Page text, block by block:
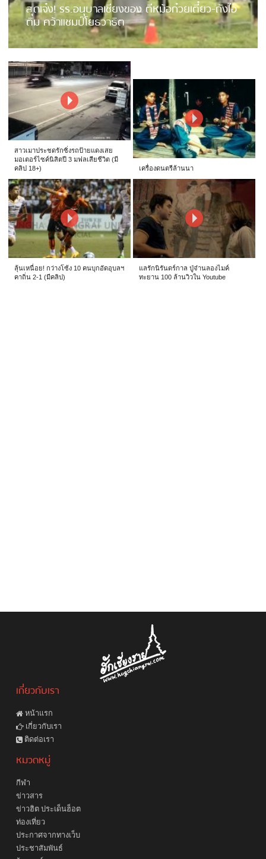
สุดเจ๋ง! รร.อนุบาลเชียงของ ตีหม้อก๋วยเตี๋ยว-ถังไอ
ติม คว้าแชมป์โยธวาธิต
สาวเมาประชดรักซิ่งรถป้ายแดงเสย
มอเตอร์ไซค์นิสิตปี 3 มฟลเสียชีวิต (มี
คลิป 18+)
เครื่องดนตรีล้านนา
ลุ้นเหนื่อย! กว่างโซ้ง 10 คนบุกอัดอุบลฯ
คาถิ่น 2-1 (มีคลิป)
แลรักนิรันดร์กาล ปู่จ๋านลองไมค์
ทะยาน 100 ล้านวิวใน Youtube
เกี่ยวกับเรา
หน้าแรก
เกี่ยวกับเรา
ติดต่อเรา
หมวดหมู่
กีฬา
ข่าวสาร
ข่าวฮิต ประเด็นฮ็อต
ท่องเที่ยว
ประกาศจากทางเว็บ
ประชาสัมพันธ์